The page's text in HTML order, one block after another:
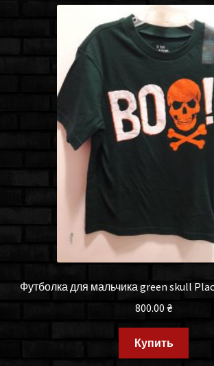
Футболка для мальчика green skull
800.00₴
Купить